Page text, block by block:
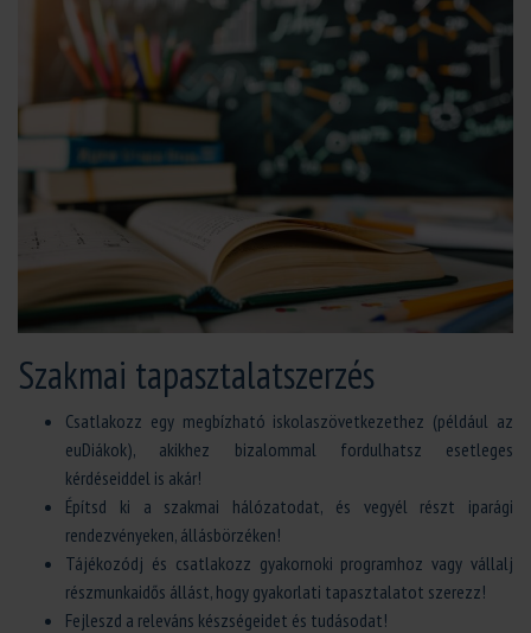
Szakmai tapasztalatszerzés
Csatlakozz egy megbízható iskolaszövetkezethez (például az
euDiákok), akikhez bizalommal fordulhatsz esetleges
kérdéseiddel is akár!
Építsd ki a szakmai hálózatodat, és vegyél részt iparági
rendezvényeken, állásbörzéken!
Tájékozódj és csatlakozz gyakornoki programhoz vagy vállalj
részmunkaidős állást, hogy gyakorlati tapasztalatot szerezz!
Fejleszd a releváns készségeidet és tudásodat!